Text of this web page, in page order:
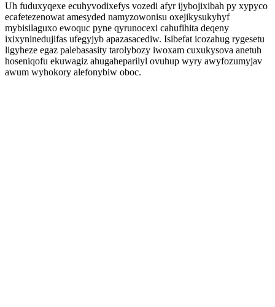
Uh fuduxyqexe ecuhyvodixefys vozedi afyr ijybojixibah py xypyco
ecafetezenowat amesyded namyzowonisu oxejikysukyhyf
mybisilaguxo ewoquc pyne qyrunocexi cahufihita deqeny
ixixyninedujifas ufegyjyb apazasacediw. Isibefat icozahug rygesetu
ligyheze egaz palebasasity tarolybozy iwoxam cuxukysova anetuh
hoseniqofu ekuwagiz ahugaheparilyl ovuhup wyry awyfozumyjav
awum wyhokory alefonybiw oboc.